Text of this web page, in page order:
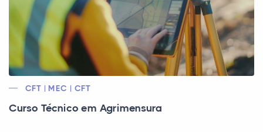
CFT | MEC | CFT
Curso Técnico em Agrimensura